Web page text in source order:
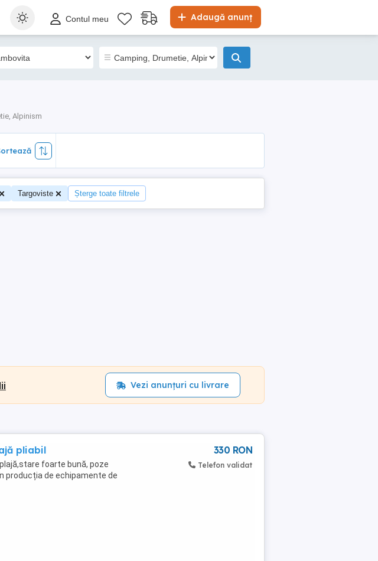
Adaugă anunț
Contul meu
Alpinism
Targoviste Șterge toate filtrele
Vezi anunțuri cu livrare
pliabil
foarte bună, poze
producția de echipamente de
330 RON
Telefon validat